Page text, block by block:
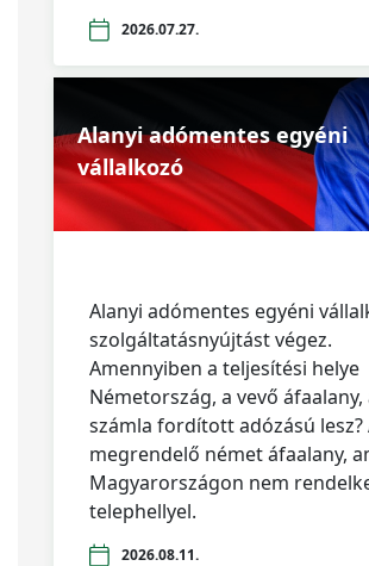
2026.07.27.
Alanyi adómentes egyéni
vállalkozó
Alanyi adómentes egyéni
szolgáltatásnyújtást végez.
Amennyiben a teljesítési helye
Németország, a vevő
számla fordított adózású lesz?
megrendelő német áfaalany,
Magyarországon nem
telephellyel.
2026.08.11.